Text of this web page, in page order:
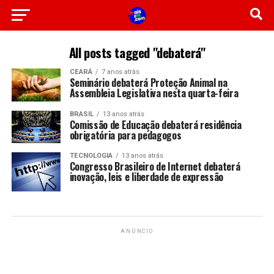
All posts tagged "debaterá"
CEARÁ 7 anos atrás
Seminário debaterá Proteção Animal na
Assembleia Legislativa nesta quarta-feira
BRASIL 13 anos atrás
Comissão de Educação debaterá residência
obrigatória para pedagogos
TECNOLOGIA 13 anos atrás
Congresso Brasileiro de Internet debaterá
inovação, leis e liberdade de expressão
ANÚNCIO